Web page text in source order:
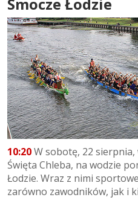
10:20W sobotę, 22 sierpnia,
Święta Chleba, na wodzie
Łodzie. Wraz z nimi
zarówno zawodników, jak i